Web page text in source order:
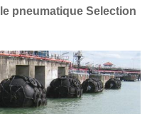
352 680
1131 1268
1357 1980
1293 2400
pneumatique Selection